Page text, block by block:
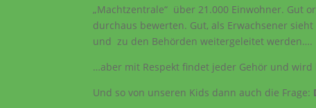
„Machtzentrale“ über 21.000 Einwohner. Gut
durchaus bewerten. Gut, als Erwachsener
und zu den Behörden weitergeleitet werden….
…aber mit Respekt findet jeder Gehör und
Und so von unseren Kids dann auch die Frage: